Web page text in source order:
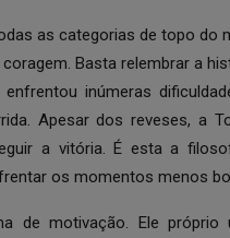
as categorias de topo do
Basta relembrar a
inúmeras
Apesar dos reveses, a
a vitória. É esta a
os momentos menos
de motivação. Ele próprio